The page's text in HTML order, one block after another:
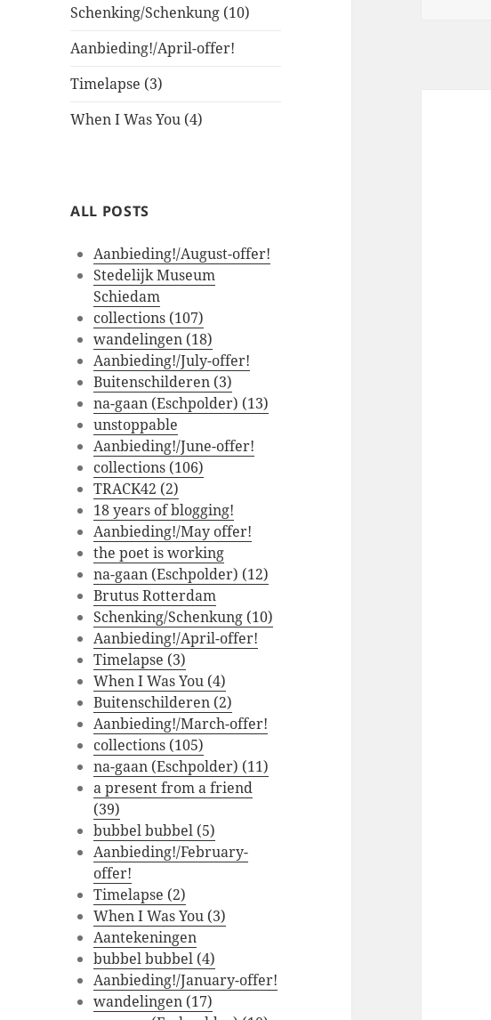
Schenking/Schenkung (10)
Aanbieding!/April-offer!
Timelapse (3)
When I Was You (4)
ALL POSTS
Aanbieding!/August-offer!
Stedelijk Museum
Schiedam
collections (107)
wandelingen (18)
Aanbieding!/July-offer!
Buitenschilderen (3)
na-gaan (Eschpolder) (13)
unstoppable
Aanbieding!/June-offer!
collections (106)
TRACK42 (2)
18 years of blogging!
Aanbieding!/May offer!
the poet is working
na-gaan (Eschpolder) (12)
Brutus Rotterdam
Schenking/Schenkung (10)
Aanbieding!/April-offer!
Timelapse (3)
When I Was You (4)
Buitenschilderen (2)
Aanbieding!/March-offer!
collections (105)
na-gaan (Eschpolder) (11)
a present from a friend
(39)
bubbel bubbel (5)
Aanbieding!/February-
offer!
Timelapse (2)
When I Was You (3)
Aantekeningen
bubbel bubbel (4)
Aanbieding!/January-offer!
wandelingen (17)